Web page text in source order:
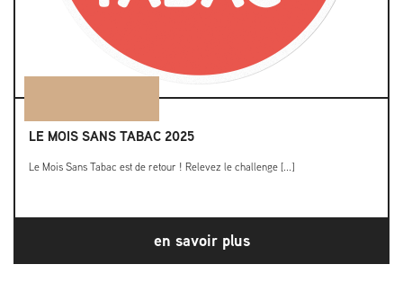
LE MOIS SANS TABAC 2025
Le Mois Sans Tabac est de retour ! Relevez le challenge [...]
en savoir plus